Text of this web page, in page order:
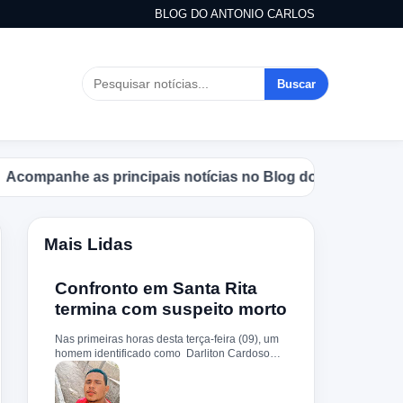
BLOG DO ANTONIO CARLOS
Buscar
as principais notícias no Blog do Antonio Carlos.
Mais Lidas
Confronto em Santa Rita
termina com suspeito morto
Nas primeiras horas desta terça-feira (09), um
homem identificado como Darliton Cardoso
Pereira morreu após confronto com a Polícia
Militar no povoado Timbotiba, zona rural de
Santa Rita. De acordo com a PM, os policiais